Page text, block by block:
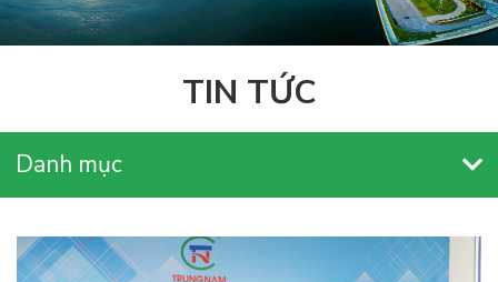
TIN TỨC
Danh mục